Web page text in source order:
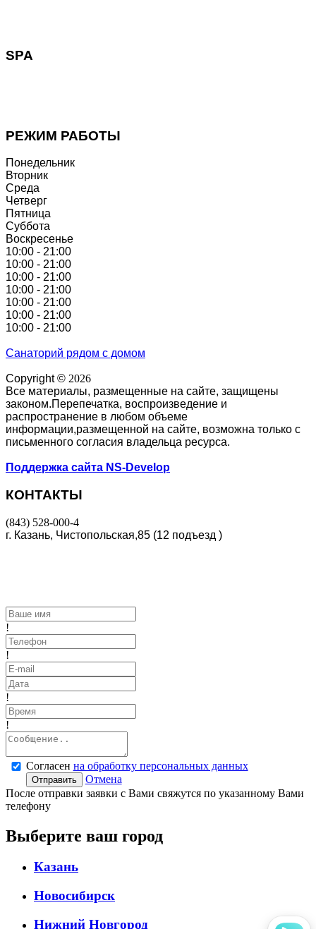
SPA
РЕЖИМ РАБОТЫ
Понедельник
Вторник
Среда
Четверг
Пятница
Суббота
Воскресенье
10:00 - 21:00
10:00 - 21:00
10:00 - 21:00
10:00 - 21:00
10:00 - 21:00
10:00 - 21:00
10:00 - 21:00
Санаторий рядом с домом
Copyright © 2026
Все материалы, размещенные на сайте, защищены
законом.Перепечатка, воспроизведение и
распространение в любом объеме
информации,размещенной на сайте, возможна только с
письменного согласия владельца ресурса.
Поддержка сайта NS-Develop
КОНТАКТЫ
(843) 528-000-4
г. Казань, Чистопольская,85 (12 подъезд )
!
!
!
!
Согласен на обработку персональных данных
Отправить
Отмена
После отправки заявки с Вами свяжутся по указанному Вами
телефону
Выберите ваш город
Казань
Новосибирск
Нижний Новгород